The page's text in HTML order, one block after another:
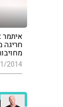
איתמר
2014